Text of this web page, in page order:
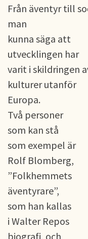
Från äventyr till
man
kunna säga att
utvecklingen har
varit i skildringen
kulturer utanför
Europa.
Två personer
som kan stå
som exempel är
Rolf Blomberg,
”Folkhemmets
äventyrare”,
som han kallas
i Walter Repos
biografi, och